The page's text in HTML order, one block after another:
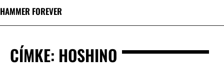
HAMMER FOREVER
CÍMKE: HOSHINO